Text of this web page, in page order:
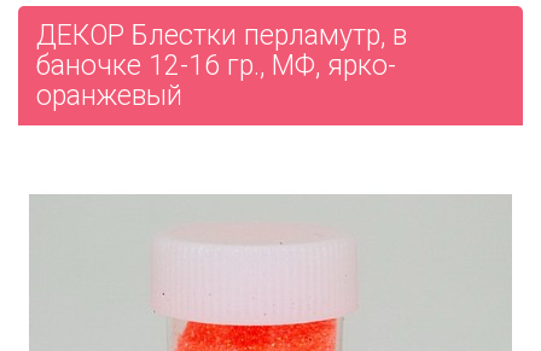
ДЕКОР Блестки перламутр, в
баночке 12-16 гр., МФ, ярко-
оранжевый